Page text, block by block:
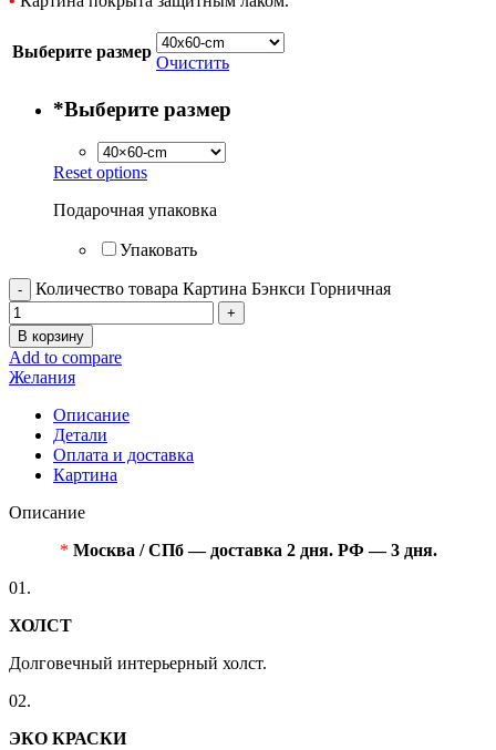
Выберите размер
Очистить
*Выберите размер
Reset options
Подарочная упаковка
Упаковать
Количество товара Картина Бэнкси Горничная
В корзину
Add to compare
Желания
Описание
Детали
Оплата и доставка
Картина
Описание
* Москва / СПб — доставка 2 дня. РФ — 3 дня.
01.
ХОЛСТ
Долговечный интерьерный холст.
02.
ЭКО КРАСКИ